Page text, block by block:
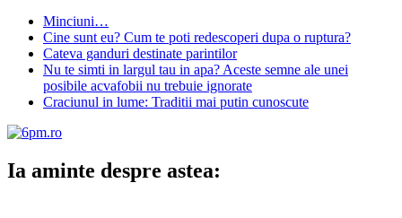
Minciuni…
Cine sunt eu? Cum te poti redescoperi dupa o ruptura?
Cateva ganduri destinate parintilor
Nu te simti in largul tau in apa? Aceste semne ale unei
posibile acvafobii nu trebuie ignorate
Craciunul in lume: Traditii mai putin cunoscute
Ia aminte despre astea: